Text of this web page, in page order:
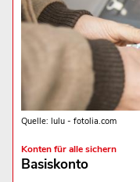
Quelle: lulu - fotolia.com
Konten für alle sichern
Basiskonto